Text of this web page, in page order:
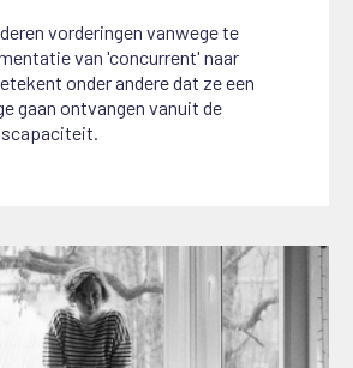
vorderingen vanwege te
van 'concurrent' naar
onder andere dat ze een
gaan ontvangen vanuit de